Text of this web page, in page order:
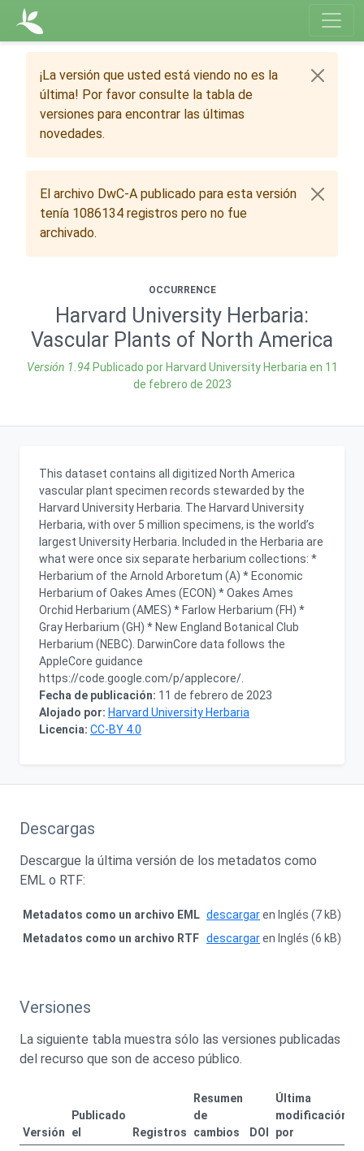
¡La versión que usted está viendo no es la
última! Por favor consulte la tabla de
versiones para encontrar las últimas
novedades.
El archivo DwC-A publicado para esta versión
tenía 1086134 registros pero no fue
archivado.
OCCURRENCE
Harvard University Herbaria:
Vascular Plants of North America
Versión 1.94 Publicado por Harvard University Herbaria en 11
de febrero de 2023
This dataset contains all digitized North America
vascular plant specimen records stewarded by the
Harvard University Herbaria. The Harvard University
Herbaria, with over 5 million specimens, is the world’s
largest University Herbaria. Included in the Herbaria are
what were once six separate herbarium collections: *
Herbarium of the Arnold Arboretum (A) * Economic
Herbarium of Oakes Ames (ECON) * Oakes Ames
Orchid Herbarium (AMES) * Farlow Herbarium (FH) *
Gray Herbarium (GH) * New England Botanical Club
Herbarium (NEBC). DarwinCore data follows the
AppleCore guidance
https://code.google.com/p/applecore/.
Fecha de publicación: 11 de febrero de 2023
Alojado por: Harvard University Herbaria
Licencia: CC-BY 4.0
Descargas
Descargue la última versión de los metadatos como
EML o RTF:
Metadatos como un archivo EML descargaren Inglés (7 kB)
Metadatos como un archivo RTF descargaren Inglés (6 kB)
Versiones
La siguiente tabla muestra sólo las versiones publicadas
del recurso que son de acceso público.
Versión
Publicado
el
Registros
Resumen
de
cambios
DOI
Última
modificación
por